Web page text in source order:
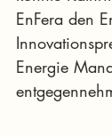
EnFera den
Energie